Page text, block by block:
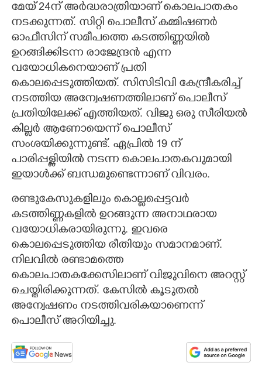
മേയ് 24ന് അർദ്ധരാത്രിയാണ് കൊലപാതകം
നടക്കുന്നത്. സിറ്റി പൊലീസ് കമ്മിഷണർ
ഓഫീസിന് സമീപത്തെ കടത്തിണ്ണയിൽ
ഉറങ്ങിക്കിടന്ന രാജേന്ദ്രൻ എന്ന
വയോധികനെയാണ് പ്രതി
കൊലപ്പെടുത്തിയത്. സിസിടിവി കേന്ദ്രീകരിച്ച്
നടത്തിയ അന്വേഷണത്തിലാണ് പൊലീസ്
പ്രതിയിലേക്ക് എത്തിയത്. വിജു ഒരു സീരിയൽ
കില്ലർ ആണോയെന്ന് പൊലീസ്
സംശയിക്കുന്നുണ്ട്. ഏപ്രിൽ 19 ന്
പാരിപ്പള്ളിയിൽ നടന്ന കൊലപാതകവുമായി
ഇയാൾക്ക് ബന്ധമുണ്ടെന്നാണ് വിവരം.
രണ്ടുകേസുകളിലും കൊല്ലപ്പെട്ടവർ
കടത്തിണ്ണകളിൽ ഉറങ്ങുന്ന അനാഥരായ
വയോധികരായിരുന്നു. ഇവരെ
കൊലപ്പെടുത്തിയ രീതിയും സമാനമാണ്.
നിലവിൽ രണ്ടാമത്തെ
കൊലപാതകക്കേസിലാണ് വിജുവിനെ അറസ്റ്റ്
ചെയ്തിരിക്കുന്നത്. കേസിൽ കൂടുതൽ
അന്വേഷണം നടത്തിവരികയാണെന്ന്
പൊലീസ് അറിയിച്ചു.